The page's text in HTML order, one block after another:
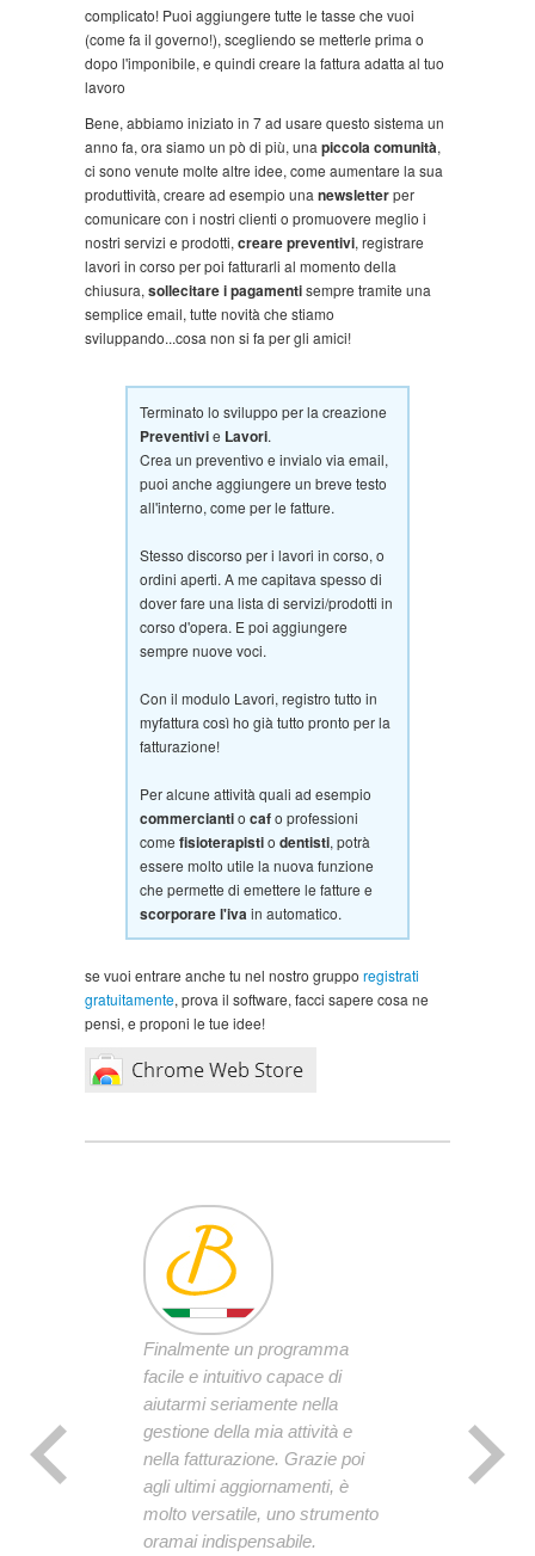
complicato! Puoi aggiungere tutte le tasse che vuoi
(come fa il governo!), scegliendo se metterle prima o
dopo l'imponibile, e quindi creare la fattura adatta al tuo
lavoro
Bene, abbiamo iniziato in 7 ad usare questo sistema un
anno fa, ora siamo un pò di più, una piccola comunità,
ci sono venute molte altre idee, come aumentare la sua
produttività, creare ad esempio una newsletterper
comunicare con i nostri clienti o promuovere meglio i
nostri servizi e prodotti, creare preventivi, registrare
lavori in corso per poi fatturarli al momento della
chiusura, sollecitare i pagamentisempre tramite una
semplice email, tutte novità che stiamo
sviluppando...cosa non si fa per gli amici!
Terminato lo sviluppo per la creazione
Preventivie Lavori.
Crea un preventivo e invialo via email,
puoi anche aggiungere un breve testo
all'interno, come per le fatture.
Stesso discorso per i lavori in corso, o
ordini aperti. A me capitava spesso di
dover fare una lista di servizi/prodotti in
corso d'opera. E poi aggiungere
sempre nuove voci.
Con il modulo Lavori, registro tutto in
myfattura così ho già tutto pronto per la
fatturazione!
Per alcune attività quali ad esempio
commerciantio cafo professioni
come fisioterapistio dentisti, potrà
essere molto utile la nuova funzione
che permette di emettere le fatture e
scorporare l'ivain automatico.
se vuoi entrare anche tu nel nostro gruppo registrati
gratuitamente, prova il software, facci sapere cosa ne
pensi, e proponi le tue idee!
Finalmente un programma
facile e intuitivo capace di
aiutarmi seriamente nella
gestione della mia attività e
nella fatturazione. Grazie poi
agli ultimi aggiornamenti, è
molto versatile, uno strumento
oramai indispensabile.